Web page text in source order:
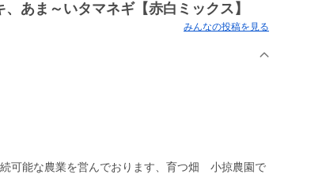
あま～いタマネギ【赤白ミックス】
みんなの投稿を見る
可能な農業を営んでおります、育つ畑 小掠農園で